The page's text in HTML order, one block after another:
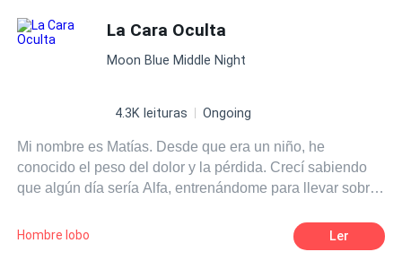
atormentado por pesadelos e sem memória, mudaria
suas vidas para sempre.
La Cara Oculta
Moon Blue Middle Night
4.3K leituras Ongoing
Mi nombre es Matías. Desde que era un niño, he
conocido el peso del dolor y la pérdida. Crecí sabiendo
que algún día sería Alfa, entrenándome para llevar sobre
prepararme para el giro que tomaría mi vida al
Hombre lobo Ler